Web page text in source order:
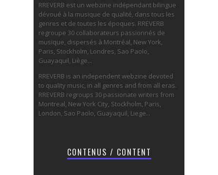
RREVERB est un webzine indépendant bilingue
dévoué à la musique de qualité, dans tous les
genres et de toutes les époques. RREVERB
regroupe 30 collaborateurs passionnés de
musique, dispersés à Montréal, New York,
Paris, Stockholm, Londres, Sao Paolo,
Guayaquil, Liège...
RREVERB is an independent webzine devoted
to quality music, in all genres and from all eras.
RREVERB regroups 30 passionate writers from
Montreal, New York City, Stockholm, Paris,
London, Sao Paolo, Guayaquil, Liege...
CONTENUS / CONTENT